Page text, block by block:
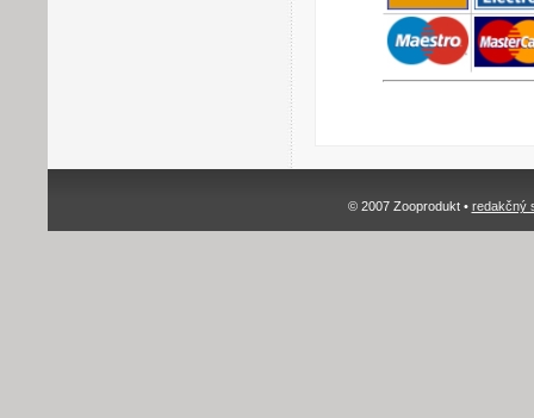
© 2007 Zooprodukt • redakčný